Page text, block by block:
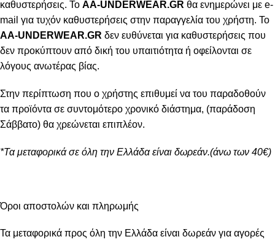
καθυστερήσεις. Το AA-UNDERWEAR.GR θα ενημερώνει με e-
mail για τυχόν καθυστερήσεις στην παραγγελία του χρήστη. Το
AA-UNDERWEAR.GR δεν ευθύνεται για καθυστερήσεις που
δεν προκύπτουν από δική του υπαιτιότητα ή οφείλονται σε
λόγους ανωτέρας βίας.
Στην περίπτωση που ο χρήστης επιθυμεί να του παραδοθούν
τα προϊόντα σε συντομότερο χρονικό διάστημα, (παράδοση
Σάββατο) θα χρεώνεται επιπλέον.
*Τα μεταφορικά σε όλη την Ελλάδα είναι δωρεάν.(άνω των 40€)
Όροι αποστολών και πληρωμής
Τα μεταφορικά προς όλη την Ελλάδα είναι δωρεάν για αγορές